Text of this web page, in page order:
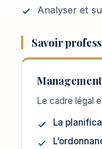
Analyser et
Savoir
Management
Le cadre légal
La